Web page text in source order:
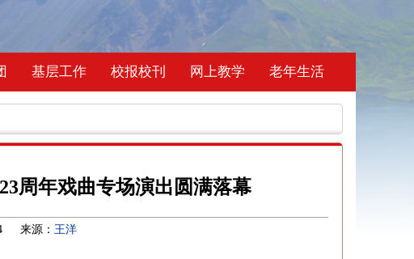
基层工作 校报校刊 网上教学 老年生活
周年戏曲专场演出圆满落幕
来源： 王洋